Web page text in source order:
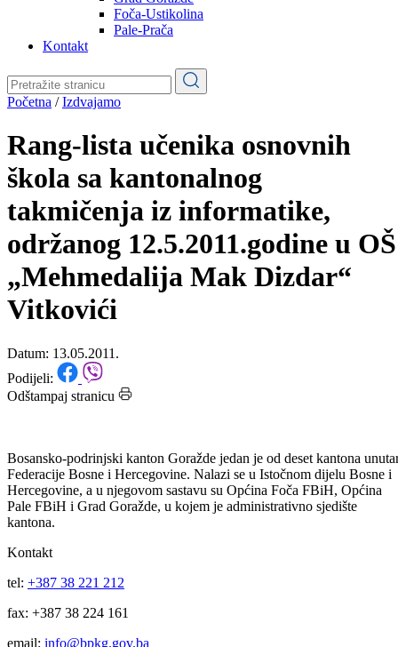
Općine
Pale-Prača
Kontakt
Početna/Izdvajamo
Rang-lista učenika osnovnih
škola sa kantonalnog
takmičenja iz informatike,
održanog 12.5.2011.godine u OŠ
„Mehmedalija Mak Dizdar“
Vitkovići
Datum: 13.05.2011.